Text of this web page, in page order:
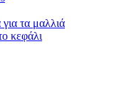
τα μαλλιά
κεφάλι